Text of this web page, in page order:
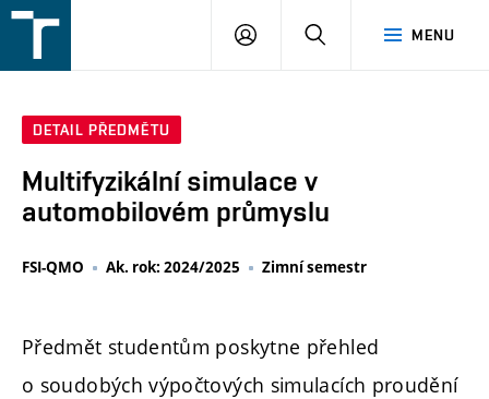
v
MENU
PŘIHLÁŠENÍ
DETAIL PŘEDMĚTU
Multifyzikální simulace v
automobilovém průmyslu
FSI-QMO Ak. rok: 2024/2025 Zimní semestr
Předmět studentům poskytne přehled
o soudobých výpočtových simulacích proudění